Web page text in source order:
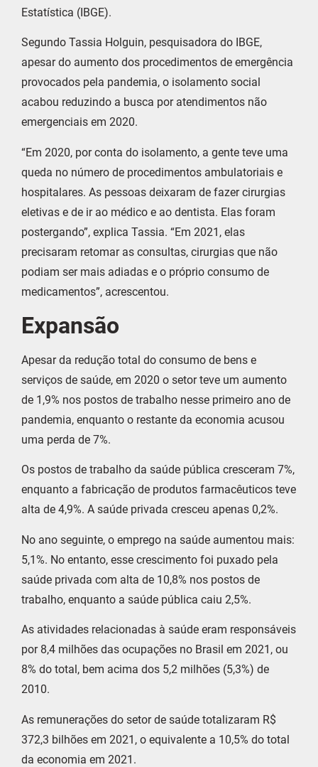
Estatística (IBGE).
Segundo Tassia Holguin, pesquisadora do IBGE,
apesar do aumento dos procedimentos de emergência
provocados pela pandemia, o isolamento social
acabou reduzindo a busca por atendimentos não
emergenciais em 2020.
“Em 2020, por conta do isolamento, a gente teve uma
queda no número de procedimentos ambulatoriais e
hospitalares. As pessoas deixaram de fazer cirurgias
eletivas e de ir ao médico e ao dentista. Elas foram
postergando”, explica Tassia. “Em 2021, elas
precisaram retomar as consultas, cirurgias que não
podiam ser mais adiadas e o próprio consumo de
medicamentos”, acrescentou.
Expansão
Apesar da redução total do consumo de bens e
serviços de saúde, em 2020 o setor teve um aumento
de 1,9% nos postos de trabalho nesse primeiro ano de
pandemia, enquanto o restante da economia acusou
uma perda de 7%.
Os postos de trabalho da saúde pública cresceram 7%,
enquanto a fabricação de produtos farmacêuticos teve
alta de 4,9%. A saúde privada cresceu apenas 0,2%.
No ano seguinte, o emprego na saúde aumentou mais:
5,1%. No entanto, esse crescimento foi puxado pela
saúde privada com alta de 10,8% nos postos de
trabalho, enquanto a saúde pública caiu 2,5%.
As atividades relacionadas à saúde eram responsáveis
por 8,4 milhões das ocupações no Brasil em 2021, ou
8% do total, bem acima dos 5,2 milhões (5,3%) de
2010.
As remunerações do setor de saúde totalizaram R$
372,3 bilhões em 2021, o equivalente a 10,5% do total
da economia em 2021.